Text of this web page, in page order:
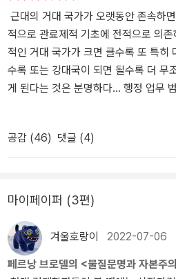
근대의 거대 국가가 오랫동안 존속하
적으로 관료제적 기초에 전적으로 의
적인 거대 국가가 크면 클수록 또 특히
수록 또는 강대국이 되면 될수록 더 무
게 된다는 것은 분명하다... 행정 업무
막스 베버, <관료제>, p35 막스 베버
1864 ~ 1920)는 <관료제 Wesen,
ung der burokratischen Herrschaft>
에 따르면 생산 양식 중 하나인 분업(
다 전문적인 집단 - 관료제-의 출현,
를 따른다면, 그들이 자신들의 분야에
것도 당연할 것이다. 무엇보다 관료제
또 끊임없는 실습을 통해 더욱더 자신
공감 (46) 댓글 (4)
마이페이퍼 (3편)
겨울호랑이 2022-07-06
페르낭 브로델의 <물질문명과 자본주